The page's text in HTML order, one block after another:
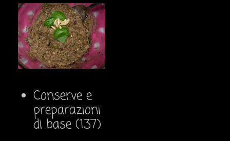
Conserve e
preparazioni
di base (137)